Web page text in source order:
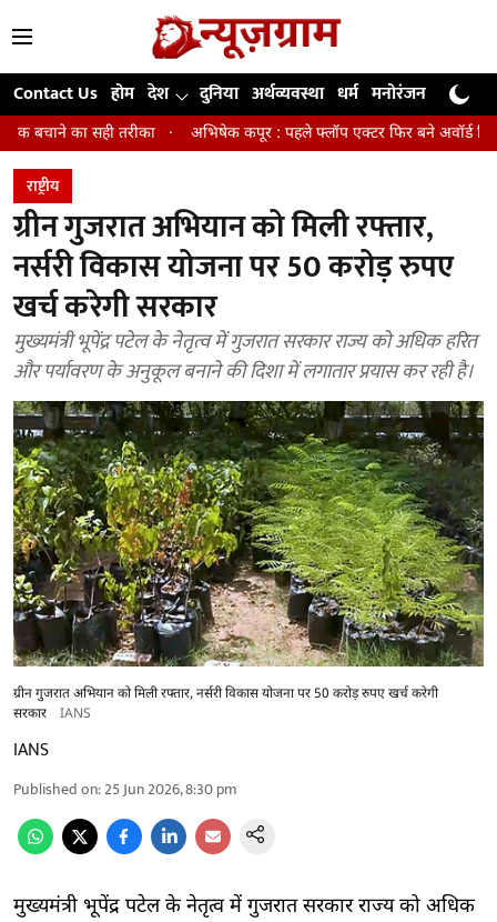
Contact Us होम देश दुनिया अर्थव्यवस्था धर्म मनोरंजन खेल
तरीका अभिषेक कपूर : पहले फ्लॉप एक्टर फिर बने अवॉर्ड विनिंग डायरेक्टर
राष्ट्रीय
ग्रीन गुजरात अभियान को मिली रफ्तार,
नर्सरी विकास योजना पर 50 करोड़ रुपए
खर्च करेगी सरकार
मुख्यमंत्री भूपेंद्र पटेल के नेतृत्व में गुजरात सरकार राज्य को अधिक हरित
और पर्यावरण के अनुकूल बनाने की दिशा में लगातार प्रयास कर रही है।
ग्रीन गुजरात अभियान को मिली रफ्तार, नर्सरी विकास योजना पर 50 करोड़ रुपए खर्च करेगी
सरकार
IANS
IANS
Published on:25 Jun 2026, 8:30 pm
मुख्यमंत्री भूपेंद्र पटेल के नेतृत्व में गुजरात सरकार राज्य को अधिक